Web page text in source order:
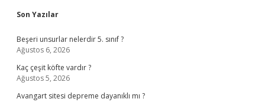
Sidebar
Son Yazılar
Beşeri unsurlar nelerdir 5. sınıf ?
Ağustos 6, 2026
Kaç çeşit köfte vardır ?
Ağustos 5, 2026
Avangart sitesi depreme dayanıklı mı ?